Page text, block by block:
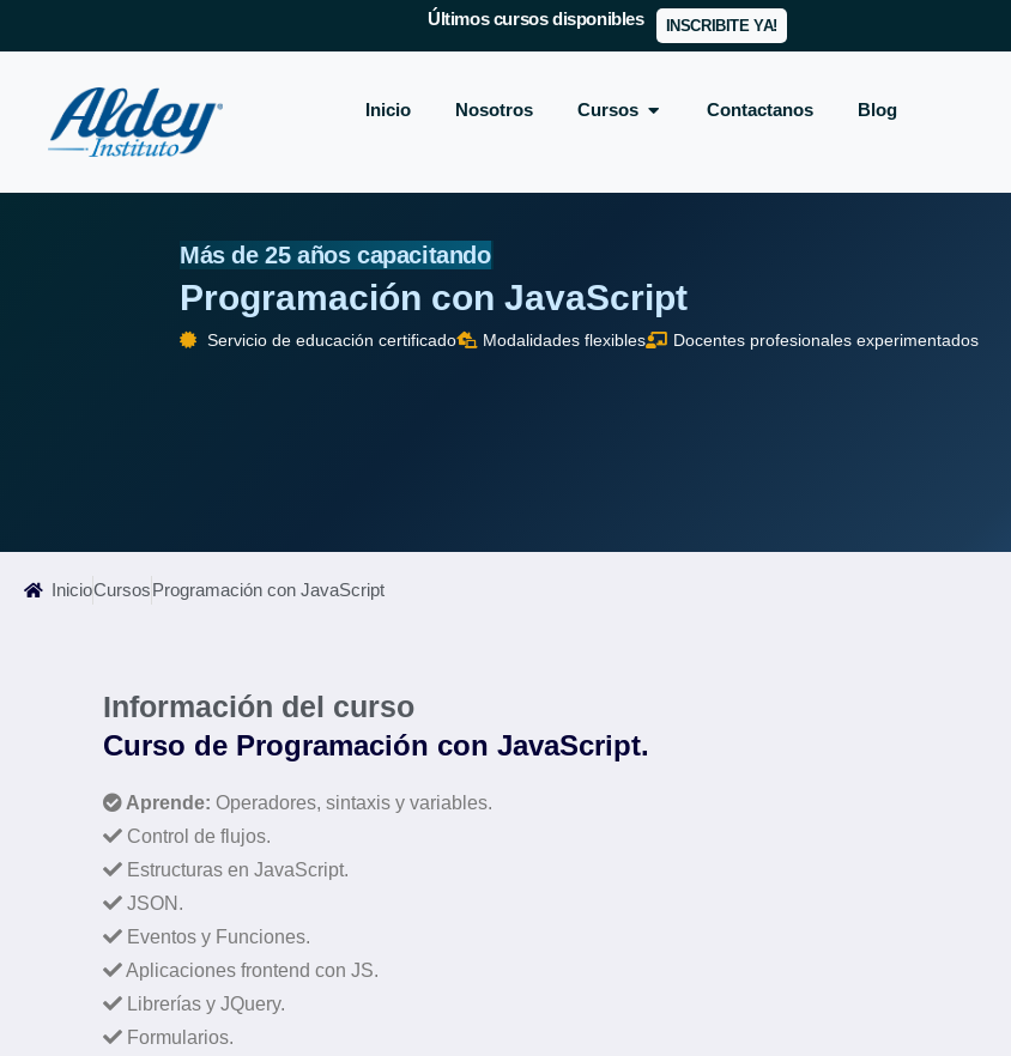
Últimos cursos disponibles INSCRIBITE YA!
Inicio Nosotros Cursos Contactanos Blog
Más de 25 años capacitando
Programación con JavaScript
Servicio de educación certificado Modalidades flexibles Docentes profesionales experimentados
InicioCursosProgramación con JavaScript
Información del curso
Curso de Programación con JavaScript.
Aprende: Operadores, sintaxis y variables.
Control de flujos.
Estructuras en JavaScript.
JSON.
Eventos y Funciones.
Aplicaciones frontend con JS.
Librerías y JQuery.
Formularios.